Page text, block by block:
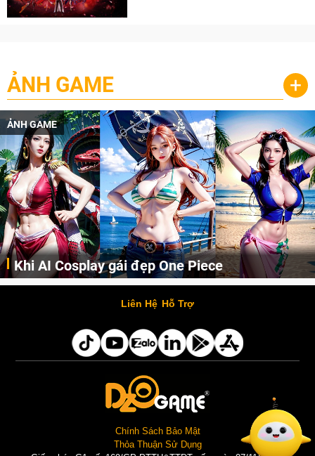
ẢNH GAME +
ẢNH GAME
Khi AI Cosplay gái đẹp One Piece
Những cô nàng nóng bỏng Boa Hancock, Nico Robin, Nami, Yamato hay Perona được AI vẽ lại dưới hình thức Cosplay cực kỳ chuẩn chỉnh.
Liên Hệ Hỗ Trợ
Chính Sách Bảo Mật
Thỏa Thuận Sử Dụng